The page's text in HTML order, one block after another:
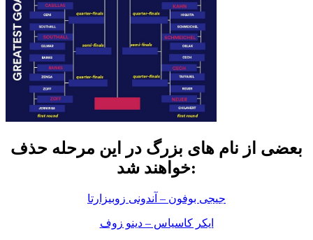
بعضی از نام های بزرگ در این مرحله حذف
خواهند شد:
جیجی بوفون – آندونی زوبیزارتا
ایکر کاسیاس – دینو زوف